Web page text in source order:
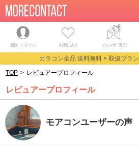
登録・ログイン お気に入り メルマガ・割引
カラコン全品 送料無料 × 取扱ブラ
TOP > レビュアープロフィール
レビュアープロフィール
モアコンユーザーの声